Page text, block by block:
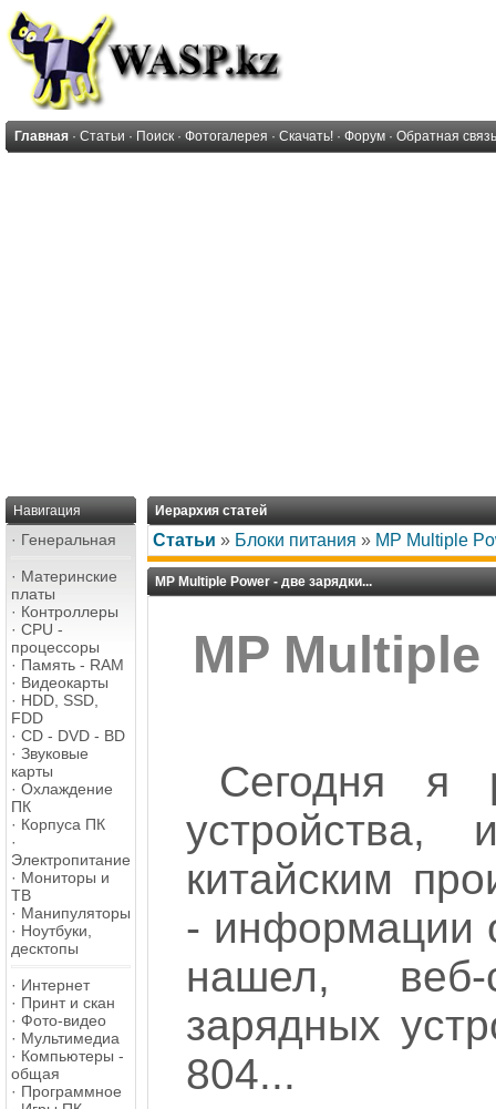
Главная · Статьи · Поиск · Фотогалерея · Скачать! · Форум · Обратная связь
Навигация
· Генеральная
· Материнские
платы
· Контроллеры
· CPU -
процессоры
· Память - RAM
· Видеокарты
· HDD, SSD,
FDD
· CD - DVD - BD
· Звуковые
карты
· Охлаждение
ПК
· Корпуса ПК
·
Электропитание
· Мониторы и
ТВ
· Манипуляторы
· Ноутбуки,
десктопы
· Интернет
· Принт и скан
· Фото-видео
· Мультимедиа
· Компьютеры -
общая
· Программное
Иерархия статей
Статьи » Блоки питания » MP Multiple
MP Multiple Power - две зарядки...
MP Multiple
Сегодня я
устройства,
китайским
- информации
нашел, веб-
зарядных
804...